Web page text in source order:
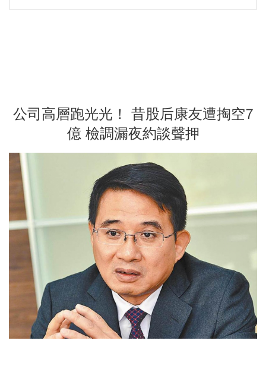
公司高層跑光光！ 昔股后康友遭掏空7
億 檢調漏夜約談聲押